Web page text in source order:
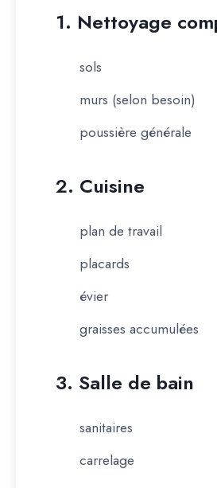
1. Nettoyage
sols
murs (selon besoin)
poussière générale
2. Cuisine
plan de travail
placards
évier
graisses accumulées
3. Salle de bain
sanitaires
carrelage